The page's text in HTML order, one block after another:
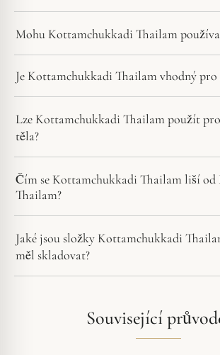
Mohu Kottamchukkadi Thailam
Je Kottamchukkadi Thailam vhodný pro
Lze Kottamchukkadi Thailam použít pro
těla?
Čím se Kottamchukkadi Thailam liší od
Thailam?
Jaké jsou složky Kottamchukkadi
měl skladovat?
Související